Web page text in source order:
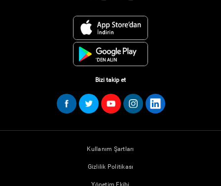
Bizi takip et
Kullanım Şartları
Gizlilik Politikası